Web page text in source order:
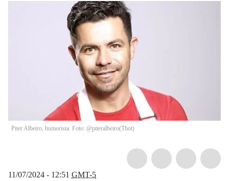
Piter Albeiro, humorista. Foto: @piteralbeiro(Thot)
11/07/2024 - 12:51 GMT-5